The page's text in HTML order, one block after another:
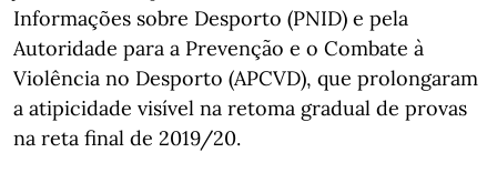
Informações sobre Desporto (PNID) e pela
Autoridade para a Prevenção e o Combate à
Violência no Desporto (APCVD), que prolongaram
a atipicidade visível na retoma gradual de provas
na reta final de 2019/20.